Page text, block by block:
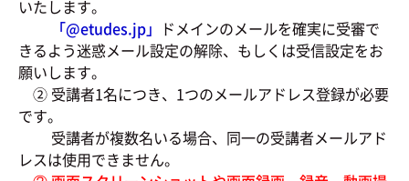
いたします。
「@etudes.jp」 ドメインのメールを確実に受審で
きるよう迷惑メール設定の解除、もしくは受信設定をお
願いします。
② 受講者1名につき、1つのメールアドレス登録が必要
です。
受講者が複数名いる場合、同一の受講者メールアド
レスは使用できません。